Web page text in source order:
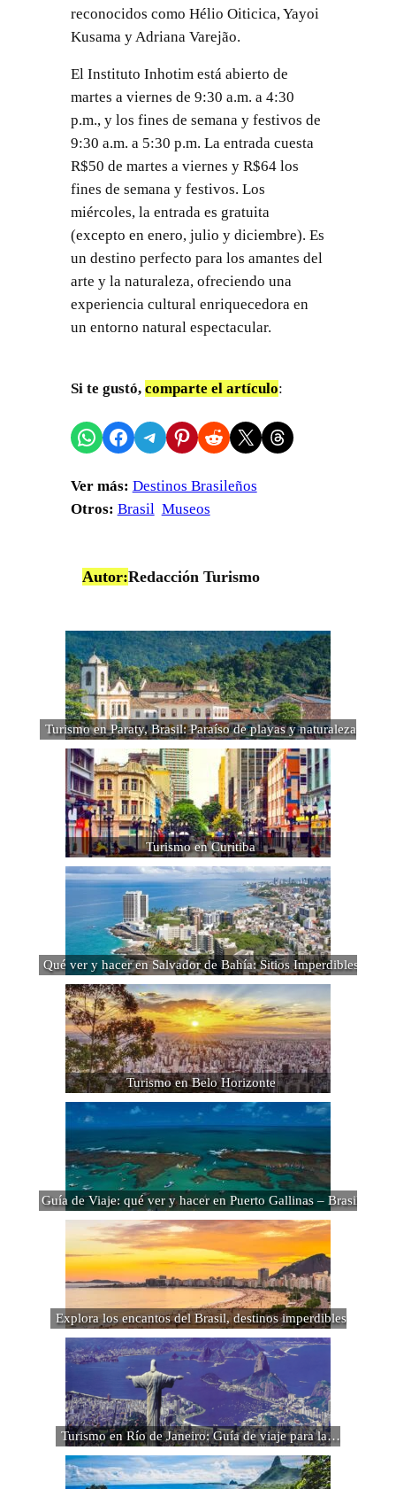
reconocidos como Hélio Oiticica, Yayoi
Kusama y Adriana Varejão.
El Instituto Inhotim está abierto de
martes a viernes de 9:30 a.m. a 4:30
p.m., y los fines de semana y festivos de
9:30 a.m. a 5:30 p.m. La entrada cuesta
R$50 de martes a viernes y R$64 los
fines de semana y festivos. Los
miércoles, la entrada es gratuita
(excepto en enero, julio y diciembre). Es
un destino perfecto para los amantes del
arte y la naturaleza, ofreciendo una
experiencia cultural enriquecedora en
un entorno natural espectacular.
Si te gustó, comparte el artículo:
Compartir en WhatsApp
Compartir en Facebook
Compartir en Telegram
Compartir en Pinterest
Compartir en Reddit
Compartir en X Share on Threads
Ver más: Destinos Brasileños
Otros: Brasil Museos
Autor:Redacción Turismo
Turismo en Paraty, Brasil: Paraíso de playas y naturaleza
Turismo en Curitiba
Qué ver y hacer en Salvador de Bahía: Sitios Imperdibles
Turismo en Belo Horizonte
Guía de Viaje: qué ver y hacer en Puerto Gallinas – Brasil
Explora los encantos del Brasil, destinos imperdibles
Turismo en Río de Janeiro: Guía de viaje para la…